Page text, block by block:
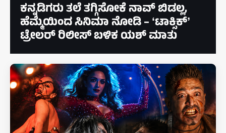
ಕನ್ನಡಿಗರು ತಲೆ ತಗ್ಗಿಸೋಕೆ ನಾವ್‌ ಬಿಡಲ್ಲ,
ಹೆಮ್ಮೆಯಿಂದ ಸಿನಿಮಾ ನೋಡಿ – ʻಟಾಕ್ಸಿಕ್‌ʼ
ಟ್ರೇಲರ್‌ ರಿಲೀಸ್‌ ಬಳಿಕ ಯಶ್‌ ಮಾತು